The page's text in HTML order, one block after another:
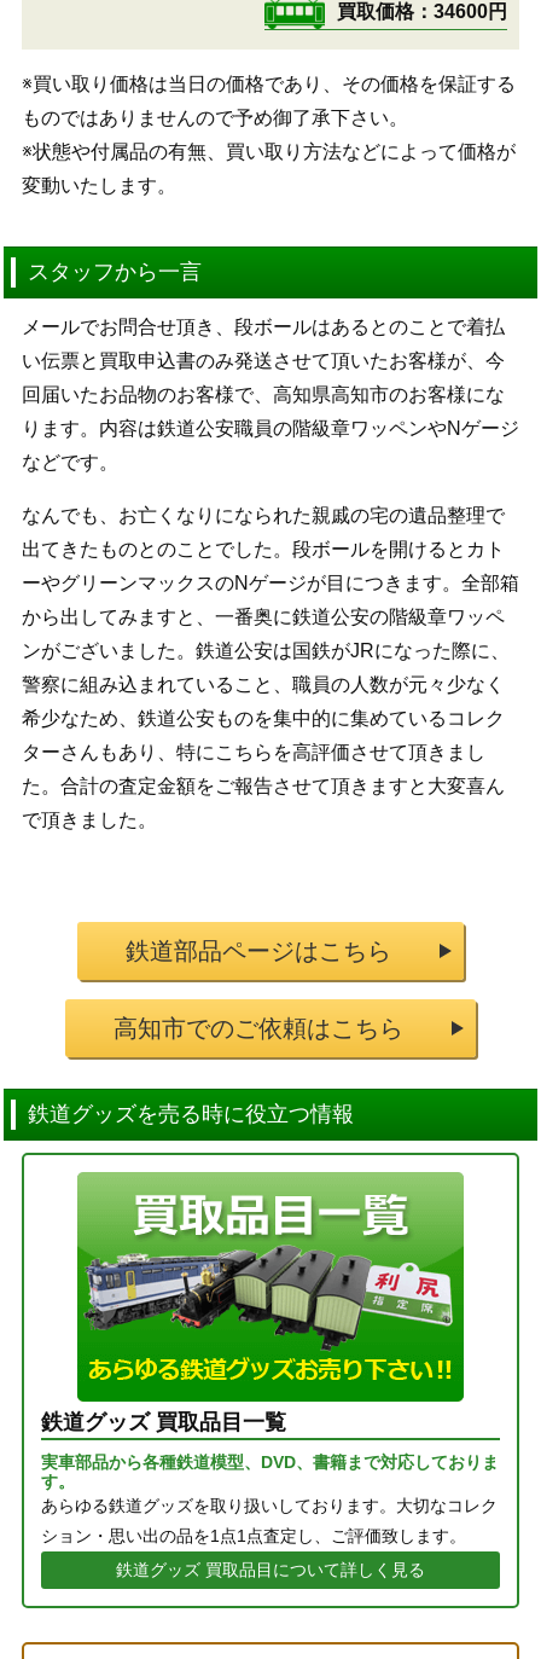
買取価格 34600円
※買い取り価格は当日の価格であり、その価格を保証する
ものではありませんので予め御了承下さい。
※状態や付属品の有無、買い取り方法などによって価格が
変動いたします。
スタッフから一言
メールでお問合せ頂き、段ボールはあるとのことで着払
い伝票と買取申込書のみ発送させて頂いたお客様が、今
回届いたお品物のお客様で、高知県高知市のお客様にな
ります。内容は鉄道公安職員の階級章ワッペンやNゲージ
などです。
なんでも、お亡くなりになられた親戚の宅の遺品整理で
出てきたものとのことでした。段ボールを開けるとカト
ーやグリーンマックスのNゲージが目につきます。全部箱
から出してみますと、一番奥に鉄道公安の階級章ワッペ
ンがございました。鉄道公安は国鉄がJRになった際に、
警察に組み込まれていること、職員の人数が元々少なく
希少なため、鉄道公安ものを集中的に集めているコレク
ターさんもあり、特にこちらを高評価させて頂きまし
た。合計の査定金額をご報告させて頂きますと大変喜ん
で頂きました。
鉄道部品ページはこちら
高知市でのご依頼はこちら
鉄道グッズを売る時に役立つ情報
鉄道グッズ 買取品目一覧
実車部品から各種鉄道模型、DVD、書籍まで対応しておりま
す。
あらゆる鉄道グッズを取り扱いしております。大切なコレク
ション・思い出の品を1点1点査定し、ご評価致します。
鉄道グッズ 買取品目について詳しく見る